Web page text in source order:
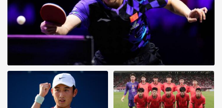
[图]向鹏3-1西多伦科 晋级